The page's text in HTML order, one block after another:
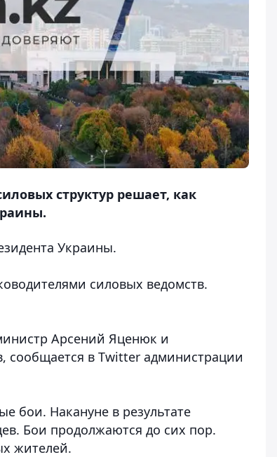
структур решает, как
Украины.
силовых ведомств.
Арсений Яценюк и
сообщается в Twitter администрации
бои. Накануне в результате
Бои продолжаются до сих пор.
жителей.